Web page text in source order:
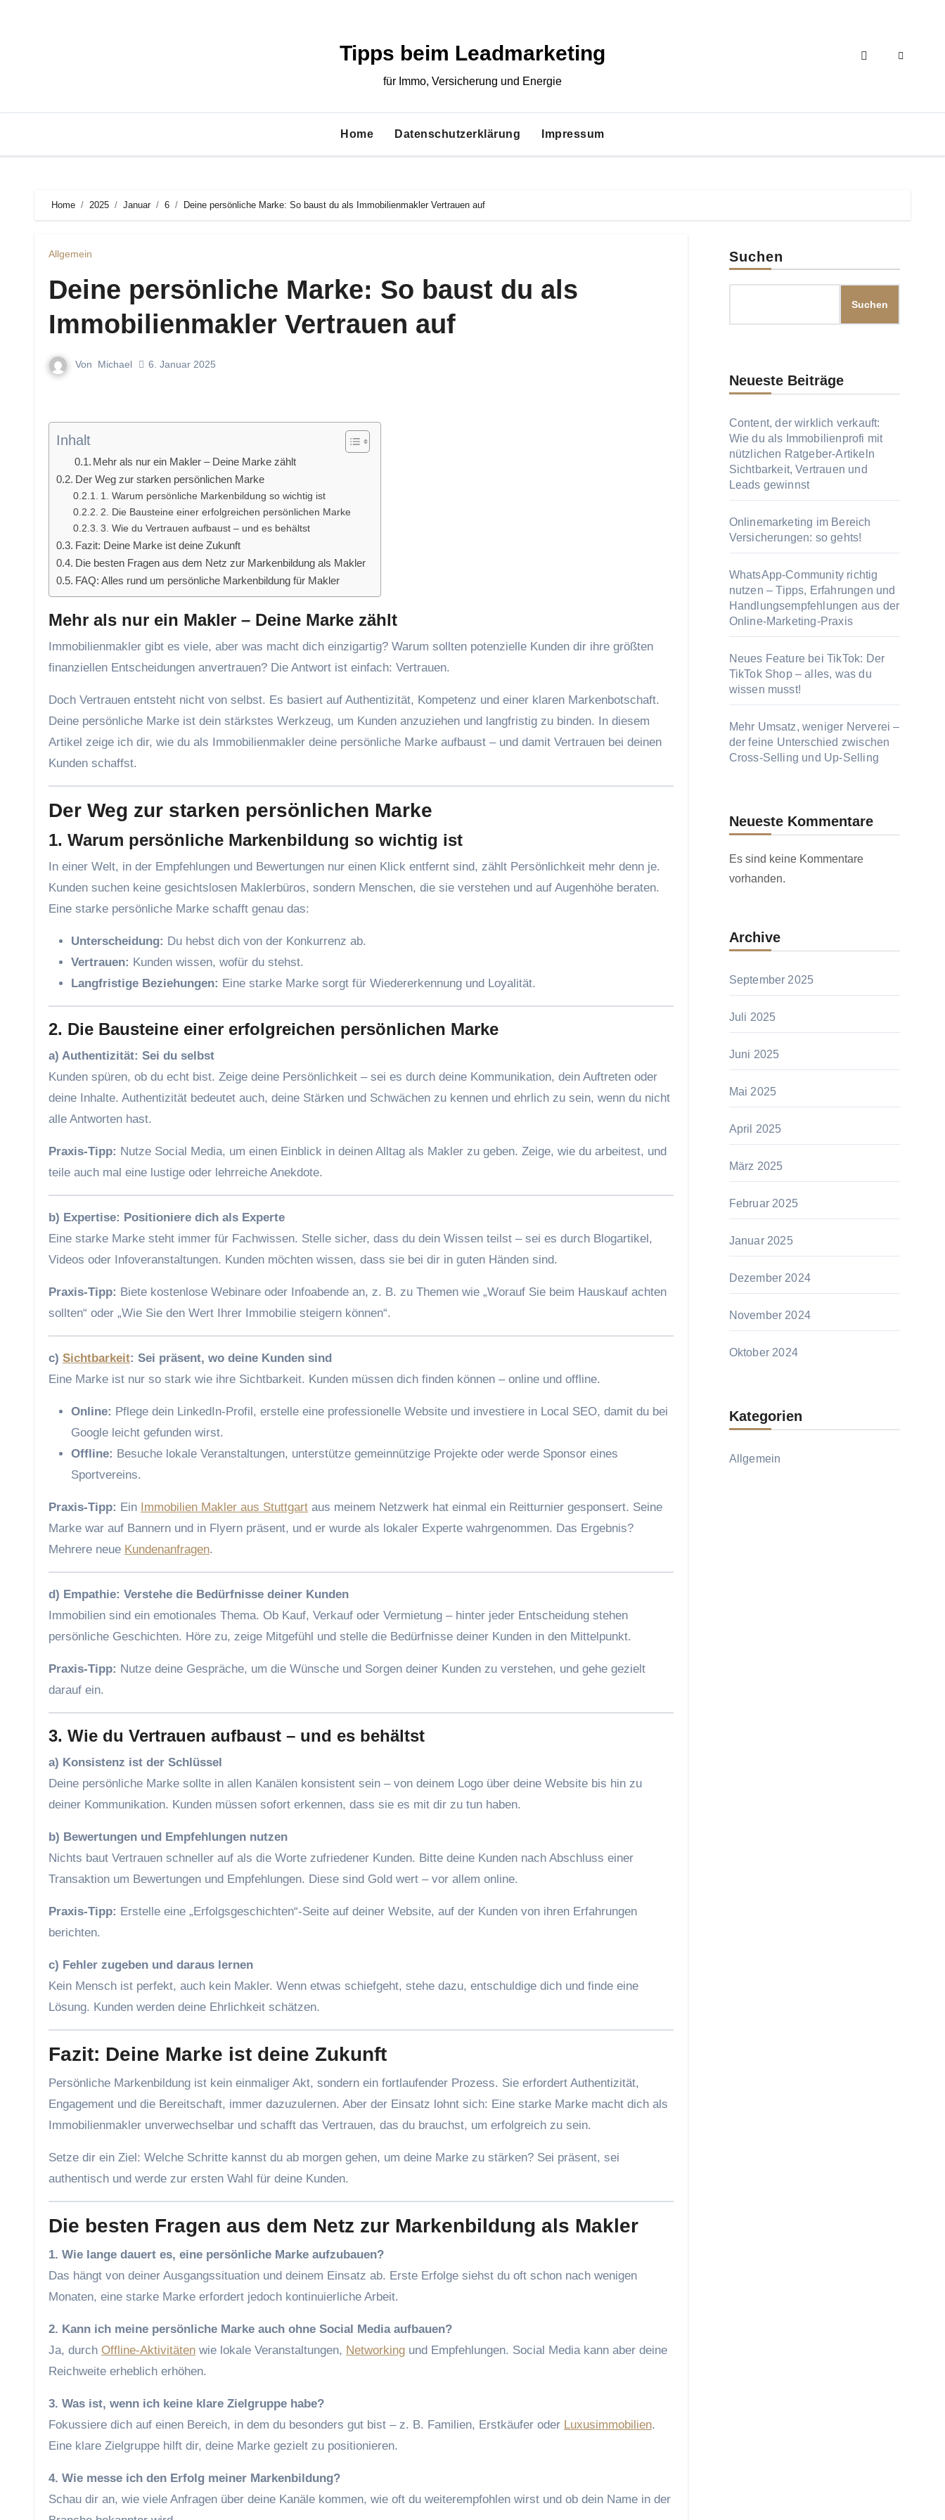
Tipps beim Leadmarketing
für Immo, Versicherung und Energie
Home Datenschutzerklärung Impressum
Home 2025 Januar 6 Deine persönliche Marke: So baust du als Immobilienmakler Vertrauen auf
Allgemein
Deine persönliche Marke: So baust du als
Immobilienmakler Vertrauen auf
Von Michael 6. Januar 2025
Inhalt
Mehr als nur ein Makler – Deine Marke zählt
Der Weg zur starken persönlichen Marke
1. Warum persönliche Markenbildung so wichtig ist
2. Die Bausteine einer erfolgreichen persönlichen Marke
3. Wie du Vertrauen aufbaust – und es behältst
Fazit: Deine Marke ist deine Zukunft
Die besten Fragen aus dem Netz zur Markenbildung als Makler
FAQ: Alles rund um persönliche Markenbildung für Makler
Mehr als nur ein Makler – Deine Marke zählt
Immobilienmakler gibt es viele, aber was macht dich einzigartig? Warum sollten potenzielle Kunden dir ihre größten
finanziellen Entscheidungen anvertrauen? Die Antwort ist einfach: Vertrauen.
Doch Vertrauen entsteht nicht von selbst. Es basiert auf Authentizität, Kompetenz und einer klaren Markenbotschaft.
Deine persönliche Marke ist dein stärkstes Werkzeug, um Kunden anzuziehen und langfristig zu binden. In diesem
Artikel zeige ich dir, wie du als Immobilienmakler deine persönliche Marke aufbaust – und damit Vertrauen bei deinen
Kunden schaffst.
Der Weg zur starken persönlichen Marke
1. Warum persönliche Markenbildung so wichtig ist
In einer Welt, in der Empfehlungen und Bewertungen nur einen Klick entfernt sind, zählt Persönlichkeit mehr denn je.
Kunden suchen keine gesichtslosen Maklerbüros, sondern Menschen, die sie verstehen und auf Augenhöhe beraten.
Eine starke persönliche Marke schafft genau das:
Unterscheidung: Du hebst dich von der Konkurrenz ab.
Vertrauen: Kunden wissen, wofür du stehst.
Langfristige Beziehungen: Eine starke Marke sorgt für Wiedererkennung und Loyalität.
2. Die Bausteine einer erfolgreichen persönlichen Marke
a) Authentizität: Sei du selbst
Kunden spüren, ob du echt bist. Zeige deine Persönlichkeit – sei es durch deine Kommunikation, dein Auftreten oder
deine Inhalte. Authentizität bedeutet auch, deine Stärken und Schwächen zu kennen und ehrlich zu sein, wenn du nicht
alle Antworten hast.
Praxis-Tipp: Nutze Social Media, um einen Einblick in deinen Alltag als Makler zu geben. Zeige, wie du arbeitest, und
teile auch mal eine lustige oder lehrreiche Anekdote.
b) Expertise: Positioniere dich als Experte
Eine starke Marke steht immer für Fachwissen. Stelle sicher, dass du dein Wissen teilst – sei es durch Blogartikel,
Videos oder Infoveranstaltungen. Kunden möchten wissen, dass sie bei dir in guten Händen sind.
Praxis-Tipp: Biete kostenlose Webinare oder Infoabende an, z. B. zu Themen wie „Worauf Sie beim Hauskauf achten
sollten“ oder „Wie Sie den Wert Ihrer Immobilie steigern können“.
c) Sichtbarkeit: Sei präsent, wo deine Kunden sind
Eine Marke ist nur so stark wie ihre Sichtbarkeit. Kunden müssen dich finden können – online und offline.
Online: Pflege dein LinkedIn-Profil, erstelle eine professionelle Website und investiere in Local SEO, damit du bei
Google leicht gefunden wirst.
Offline: Besuche lokale Veranstaltungen, unterstütze gemeinnützige Projekte oder werde Sponsor eines
Sportvereins.
Praxis-Tipp: Ein Immobilien Makler aus Stuttgart aus meinem Netzwerk hat einmal ein Reitturnier gesponsert. Seine
Marke war auf Bannern und in Flyern präsent, und er wurde als lokaler Experte wahrgenommen. Das Ergebnis?
Mehrere neue Kundenanfragen.
d) Empathie: Verstehe die Bedürfnisse deiner Kunden
Immobilien sind ein emotionales Thema. Ob Kauf, Verkauf oder Vermietung – hinter jeder Entscheidung stehen
persönliche Geschichten. Höre zu, zeige Mitgefühl und stelle die Bedürfnisse deiner Kunden in den Mittelpunkt.
Praxis-Tipp: Nutze deine Gespräche, um die Wünsche und Sorgen deiner Kunden zu verstehen, und gehe gezielt
darauf ein.
3. Wie du Vertrauen aufbaust – und es behältst
a) Konsistenz ist der Schlüssel
Deine persönliche Marke sollte in allen Kanälen konsistent sein – von deinem Logo über deine Website bis hin zu
deiner Kommunikation. Kunden müssen sofort erkennen, dass sie es mit dir zu tun haben.
b) Bewertungen und Empfehlungen nutzen
Nichts baut Vertrauen schneller auf als die Worte zufriedener Kunden. Bitte deine Kunden nach Abschluss einer
Transaktion um Bewertungen und Empfehlungen. Diese sind Gold wert – vor allem online.
Praxis-Tipp: Erstelle eine „Erfolgsgeschichten“-Seite auf deiner Website, auf der Kunden von ihren Erfahrungen
berichten.
c) Fehler zugeben und daraus lernen
Kein Mensch ist perfekt, auch kein Makler. Wenn etwas schiefgeht, stehe dazu, entschuldige dich und finde eine
Lösung. Kunden werden deine Ehrlichkeit schätzen.
Fazit: Deine Marke ist deine Zukunft
Persönliche Markenbildung ist kein einmaliger Akt, sondern ein fortlaufender Prozess. Sie erfordert Authentizität,
Engagement und die Bereitschaft, immer dazuzulernen. Aber der Einsatz lohnt sich: Eine starke Marke macht dich als
Immobilienmakler unverwechselbar und schafft das Vertrauen, das du brauchst, um erfolgreich zu sein.
Setze dir ein Ziel: Welche Schritte kannst du ab morgen gehen, um deine Marke zu stärken? Sei präsent, sei
authentisch und werde zur ersten Wahl für deine Kunden.
Die besten Fragen aus dem Netz zur Markenbildung als Makler
1. Wie lange dauert es, eine persönliche Marke aufzubauen?
Das hängt von deiner Ausgangssituation und deinem Einsatz ab. Erste Erfolge siehst du oft schon nach wenigen
Monaten, eine starke Marke erfordert jedoch kontinuierliche Arbeit.
2. Kann ich meine persönliche Marke auch ohne Social Media aufbauen?
Ja, durch Offline-Aktivitäten wie lokale Veranstaltungen, Networking und Empfehlungen. Social Media kann aber deine
Reichweite erheblich erhöhen.
3. Was ist, wenn ich keine klare Zielgruppe habe?
Fokussiere dich auf einen Bereich, in dem du besonders gut bist – z. B. Familien, Erstkäufer oder Luxusimmobilien.
Eine klare Zielgruppe hilft dir, deine Marke gezielt zu positionieren.
4. Wie messe ich den Erfolg meiner Markenbildung?
Schau dir an, wie viele Anfragen über deine Kanäle kommen, wie oft du weiterempfohlen wirst und ob dein Name in der
Suchen
Suchen
Neueste Beiträge
Content, der wirklich verkauft:
Wie du als Immobilienprofi mit
nützlichen Ratgeber-Artikeln
Sichtbarkeit, Vertrauen und
Leads gewinnst
Onlinemarketing im Bereich
Versicherungen: so gehts!
WhatsApp-Community richtig
nutzen – Tipps, Erfahrungen und
Handlungsempfehlungen aus der
Online-Marketing-Praxis
Neues Feature bei TikTok: Der
TikTok Shop – alles, was du
wissen musst!
Mehr Umsatz, weniger Nerverei –
der feine Unterschied zwischen
Cross-Selling und Up-Selling
Neueste Kommentare
Es sind keine Kommentare
vorhanden.
Archive
September 2025
Juli 2025
Juni 2025
Mai 2025
April 2025
März 2025
Februar 2025
Januar 2025
Dezember 2024
November 2024
Oktober 2024
Kategorien
Allgemein